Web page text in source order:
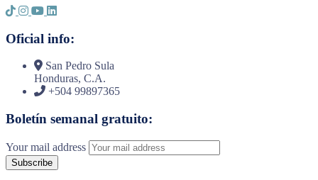
Oficial info:
San Pedro Sula
Honduras, C.A.
+504 99897365
Boletín semanal gratuito:
Your mail address